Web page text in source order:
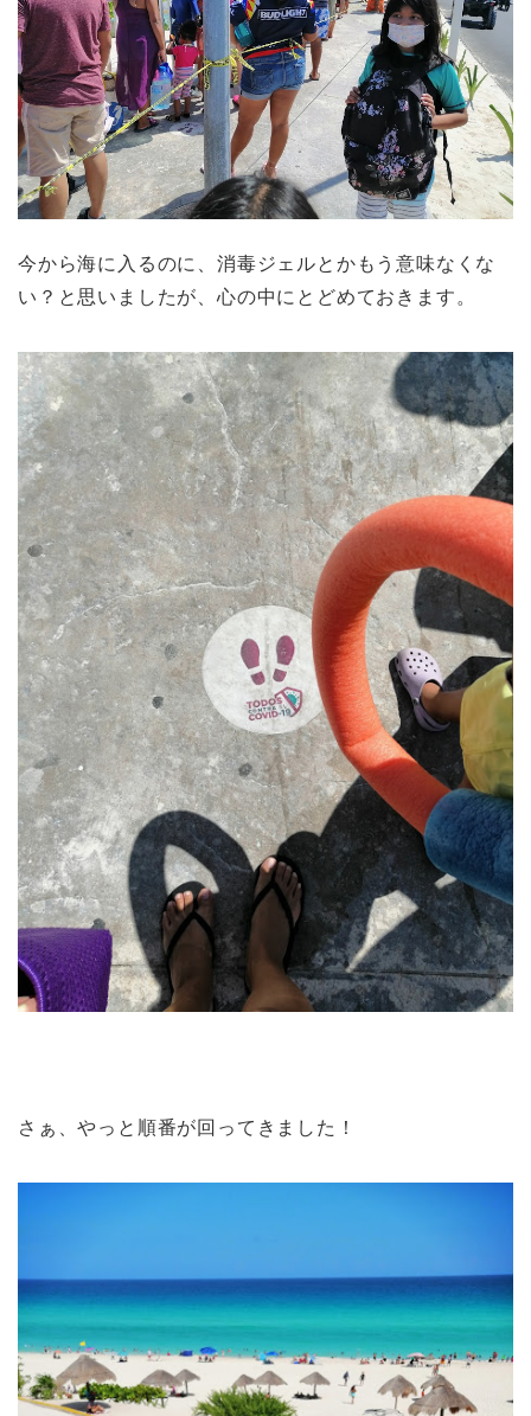
今から海に入るのに、消毒ジェルとかもう意味なくな
い？と思いましたが、心の中にとどめておきます。
さぁ、やっと順番が回ってきました！